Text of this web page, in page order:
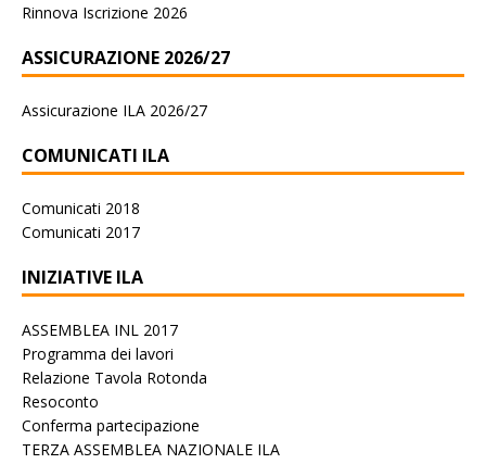
Rinnova Iscrizione 2026
ASSICURAZIONE 2026/27
Assicurazione ILA 2026/27
COMUNICATI ILA
Comunicati 2018
Comunicati 2017
INIZIATIVE ILA
ASSEMBLEA INL 2017
Programma dei lavori
Relazione Tavola Rotonda
Resoconto
Conferma partecipazione
TERZA ASSEMBLEA NAZIONALE ILA